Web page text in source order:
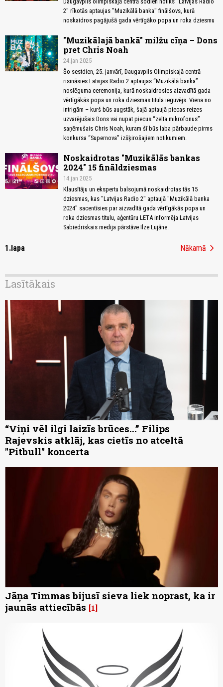
2" rīkotās aptaujas "Muzikālā banka" finālšovs, kurā
noskaidros pagājušā gada vērtīgāko popa un roka dziesmu
"Muzikālajā bankā" milžu cīņa – Dons
pret Chris Noah
24.jan 2025
Šo sestdien, 25. janvārī, Daugavpils Olimpiskajā centrā
risināsies Latvijas Radio 2 aptaujas “Muzikālā banka”
noslēguma ceremonija, kurā noskaidrosies aizvadītā gada
vērtīgākās popa un roka dziesmas titula ieguvējs. Viena no
intrigām – kurš būs augstāk, šajā aptaujā piecas reizes
uzvarējušais Dons vai nupat piecus “zelta mikrofonus”
saņēmušais Chris Noah, kuram šī būs laba pārbaude pirms
konkursa “Supernova” izšķirošajiem notikumiem.
Noskaidrotas "Muzikālās bankas
2024" 15 fināldziesmas
14.jan 2025
Klausītāju un ekspertu balsojumā noskaidrotas tās 15
dziesmas, kas "Latvijas Radio 2" aptaujā "Muzikālā banka
2024" sacentīsies par aizvadītā gada vērtīgākās popa un
roka dziesmas titulu, aģentūru LETA informēja Latvijas
Sabiedriskais medija pārstāve Ilze Lujāne.
1.lapa Nākamā chevron_right
Lasītākais
“Viņi vēl ilgi laizīs brūces...” Filips
Rajevskis atklāj, kas cietīs no atceltā
"Pitbull" koncerta
Jāņa Timmas bijusī sieva liek noprast, ka ir
jaunās attiecībās 1